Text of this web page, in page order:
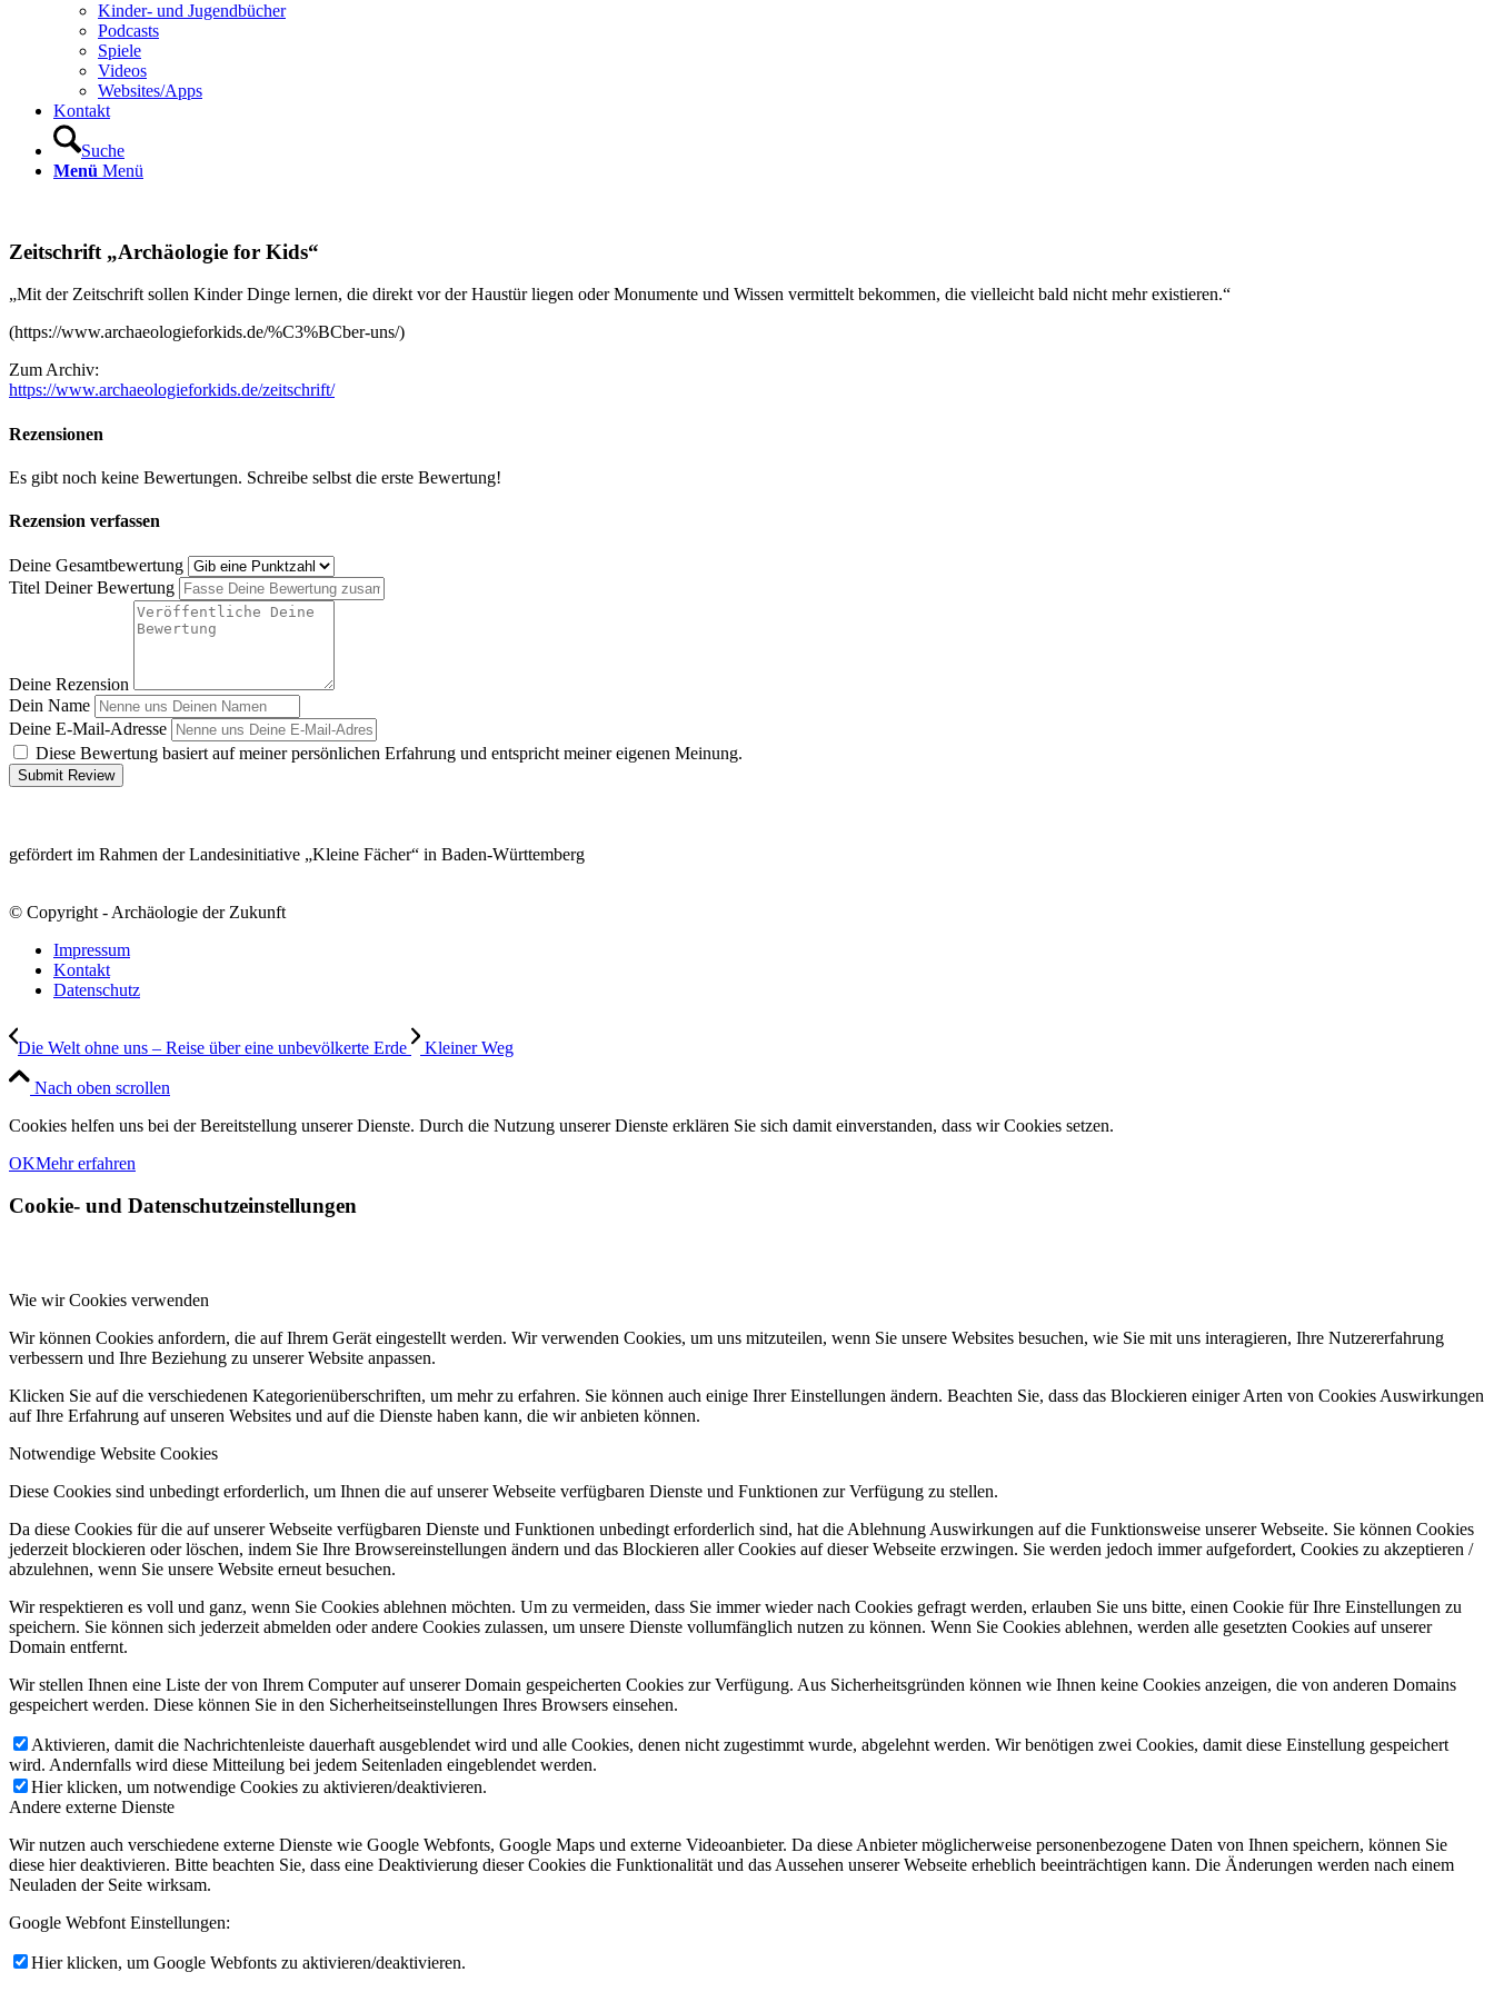
Kinder- und Jugendbücher
Podcasts
Spiele
Videos
Websites/Apps
Kontakt
Suche
Menü Menü
Zeitschrift „Archäologie for Kids“
„Mit der Zeitschrift sollen Kinder Dinge lernen, die direkt vor der Haustür liegen oder Monumente und Wissen vermittelt bekommen, die vielleicht bald nicht mehr existieren.“
(https://www.archaeologieforkids.de/%C3%BCber-uns/)
Zum Archiv:
https://www.archaeologieforkids.de/zeitschrift/
Rezensionen
Es gibt noch keine Bewertungen. Schreibe selbst die erste Bewertung!
Rezension verfassen
Deine Gesamtbewertung
Titel Deiner Bewertung
Deine Rezension
Dein Name
Deine E-Mail-Adresse
Diese Bewertung basiert auf meiner persönlichen Erfahrung und entspricht meiner eigenen Meinung.
Submit Review
gefördert im Rahmen der Landesinitiative „Kleine Fächer“ in Baden-Württemberg
© Copyright - Archäologie der Zukunft
Impressum
Kontakt
Datenschutz
Die Welt ohne uns – Reise über eine unbevölkerte Erde Kleiner Weg
Nach oben scrollen
Cookies helfen uns bei der Bereitstellung unserer Dienste. Durch die Nutzung unserer Dienste erklären Sie sich damit einverstanden, dass wir Cookies setzen.
OKMehr erfahren
Cookie- und Datenschutzeinstellungen
Wie wir Cookies verwenden
Wir können Cookies anfordern, die auf Ihrem Gerät eingestellt werden. Wir verwenden Cookies, um uns mitzuteilen, wenn Sie unsere Websites besuchen, wie Sie mit uns interagieren, Ihre Nutzererfahrung
verbessern und Ihre Beziehung zu unserer Website anpassen.
Klicken Sie auf die verschiedenen Kategorienüberschriften, um mehr zu erfahren. Sie können auch einige Ihrer Einstellungen ändern. Beachten Sie, dass das Blockieren einiger Arten von Cookies Auswirkungen
auf Ihre Erfahrung auf unseren Websites und auf die Dienste haben kann, die wir anbieten können.
Notwendige Website Cookies
Diese Cookies sind unbedingt erforderlich, um Ihnen die auf unserer Webseite verfügbaren Dienste und Funktionen zur Verfügung zu stellen.
Da diese Cookies für die auf unserer Webseite verfügbaren Dienste und Funktionen unbedingt erforderlich sind, hat die Ablehnung Auswirkungen auf die Funktionsweise unserer Webseite. Sie können Cookies
jederzeit blockieren oder löschen, indem Sie Ihre Browsereinstellungen ändern und das Blockieren aller Cookies auf dieser Webseite erzwingen. Sie werden jedoch immer aufgefordert, Cookies zu akzeptieren /
abzulehnen, wenn Sie unsere Website erneut besuchen.
Wir respektieren es voll und ganz, wenn Sie Cookies ablehnen möchten. Um zu vermeiden, dass Sie immer wieder nach Cookies gefragt werden, erlauben Sie uns bitte, einen Cookie für Ihre Einstellungen zu
speichern. Sie können sich jederzeit abmelden oder andere Cookies zulassen, um unsere Dienste vollumfänglich nutzen zu können. Wenn Sie Cookies ablehnen, werden alle gesetzten Cookies auf unserer
Domain entfernt.
Wir stellen Ihnen eine Liste der von Ihrem Computer auf unserer Domain gespeicherten Cookies zur Verfügung. Aus Sicherheitsgründen können wie Ihnen keine Cookies anzeigen, die von anderen Domains
gespeichert werden. Diese können Sie in den Sicherheitseinstellungen Ihres Browsers einsehen.
Aktivieren, damit die Nachrichtenleiste dauerhaft ausgeblendet wird und alle Cookies, denen nicht zugestimmt wurde, abgelehnt werden. Wir benötigen zwei Cookies, damit diese Einstellung gespeichert
wird. Andernfalls wird diese Mitteilung bei jedem Seitenladen eingeblendet werden.
Hier klicken, um notwendige Cookies zu aktivieren/deaktivieren.
Andere externe Dienste
Wir nutzen auch verschiedene externe Dienste wie Google Webfonts, Google Maps und externe Videoanbieter. Da diese Anbieter möglicherweise personenbezogene Daten von Ihnen speichern, können Sie
diese hier deaktivieren. Bitte beachten Sie, dass eine Deaktivierung dieser Cookies die Funktionalität und das Aussehen unserer Webseite erheblich beeinträchtigen kann. Die Änderungen werden nach einem
Neuladen der Seite wirksam.
Google Webfont Einstellungen:
Hier klicken, um Google Webfonts zu aktivieren/deaktivieren.